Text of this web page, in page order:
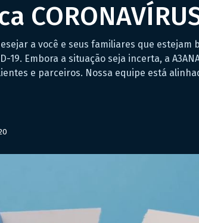
a você e seus familiares que estejam
19. Embora a situação seja incerta, a
e parceiros. Nossa equipe está